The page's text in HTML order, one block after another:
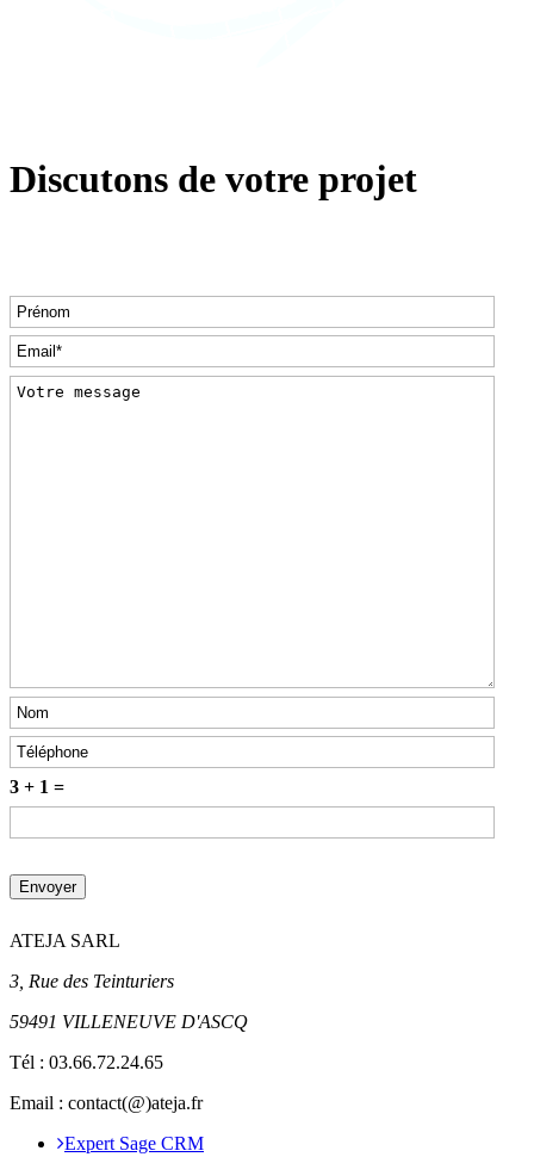
Discutons de votre projet
3 + 1 =
ATEJA SARL
3, Rue des Teinturiers
59491 VILLENEUVE D'ASCQ
Tél : 03.66.72.24.65
Email : contact(@)ateja.fr
Expert Sage CRM